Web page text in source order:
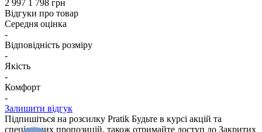
2 997 1 798 грн
Відгуки про товар
Середня оцінка
-
Відповідність розміру
-
Якість
-
Комфорт
-
Залишити відгук
Підпишіться на розсилку Pratik Будьте в курсі акцій та
спеціальних пропозицій, також отримайте доступ до Закритих